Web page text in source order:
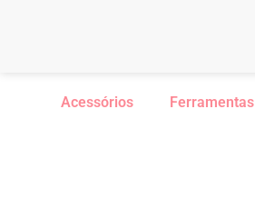
Acessórios Ferramentas